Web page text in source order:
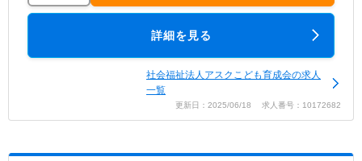
詳細を見る
社会福祉法人アスクこども育成会の求人
一覧
更新日：2025/06/18 求人番号：10172682